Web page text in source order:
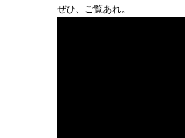
ぜひ、ご覧あれ。